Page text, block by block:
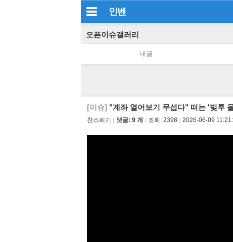
인벤
오픈이슈갤러리
내글
[이슈] "계좌 열어보기 무섭다" 떠는 '빚투
찬스패기 댓글: 9 개 조회: 2398 2026-06-09